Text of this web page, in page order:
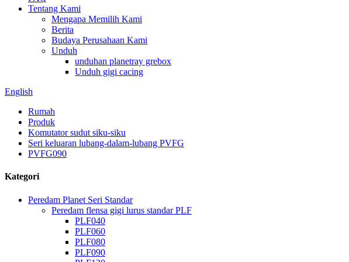
Tentang Kami
Mengapa Memilih Kami
Berita
Budaya Perusahaan Kami
Unduh
unduhan planetray grebox
Unduh gigi cacing
English
Rumah
Produk
Komutator sudut siku-siku
Seri keluaran lubang-dalam-lubang PVFG
PVFG090
Kategori
Peredam Planet Seri Standar
Peredam flensa gigi lurus standar PLF
PLF040
PLF060
PLF080
PLF090